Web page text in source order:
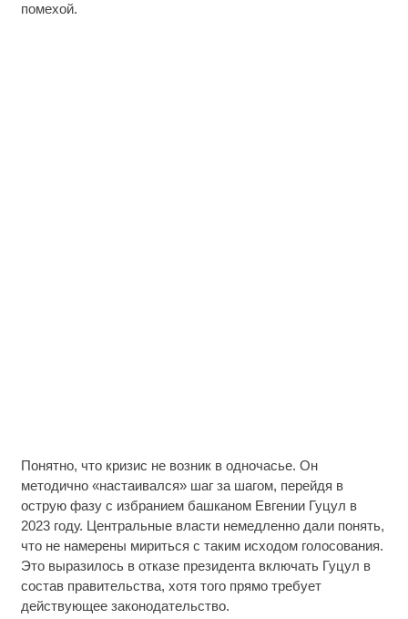
помехой.
Понятно, что кризис не возник в одночасье. Он
методично «настаивался» шаг за шагом, перейдя в
острую фазу с избранием башканом Евгении Гуцул в
2023 году. Центральные власти немедленно дали понять,
что не намерены мириться с таким исходом голосования.
Это выразилось в отказе президента включать Гуцул в
состав правительства, хотя того прямо требует
действующее законодательство.